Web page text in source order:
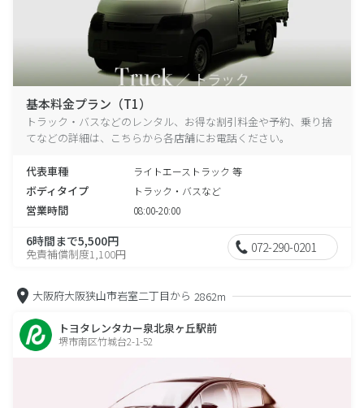
基本料金プラン（T1）
トラック・バスなどのレンタル、お得な割引料金や予約、乗り捨
てなどの詳細は、こちらから各店舗にお電話ください。
代表車種 ライトエーストラック 等
ボディタイプ トラック・バスなど
営業時間 08:00-20:00
6時間まで5,500円
免責補償制度1,100円 072-290-0201
大阪府大阪狭山市岩室二丁目から 2862m
トヨタレンタカー泉北泉ヶ丘駅前
堺市南区竹城台2-1-52